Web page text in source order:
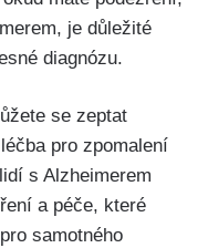
je důležité
diagnózu.
se zeptat
pro zpomalení
s Alzheimerem
a péče, které
samotného